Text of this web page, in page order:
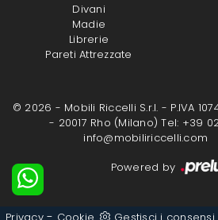
Divani
Madie
Librerie
Pareti Attrezzate
© 2026 - Mobili Riccelli S.r.l. - P.IVA
- 20017 Rho (Milano) Tel: +39
info@mobiliriccelli.com
Powered by
-